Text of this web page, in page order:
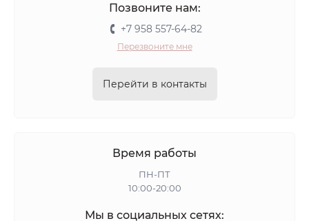
Позвоните нам:
+7 958 557-64-82
Перезвоните мне
Перейти в контакты
Время работы
ПН-ПТ
10:00-20:00
Мы в социальных сетях: